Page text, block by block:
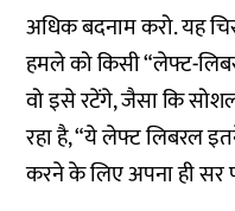
अधिक बदनाम करो. यह
हमले को किसी “लेफ्ट-
वो इसे रटेंगे, जैसा कि सोशल
रहा है, “ये लेफ्ट लिबरल
करने के लिए अपना ही सर